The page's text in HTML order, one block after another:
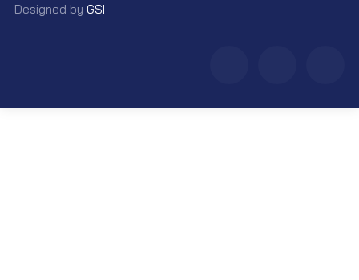
Designed by GSI